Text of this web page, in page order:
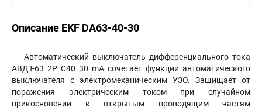
Описание EKF DA63-40-30
Автоматический выключатель дифференциального тока
АВДТ-63 2P C40 30 mA сочетает функции автоматического
выключателя с электромеханическим УЗО. Защищает от
поражения электрическим током при случайном
прикосновении к открытым проводящим частям